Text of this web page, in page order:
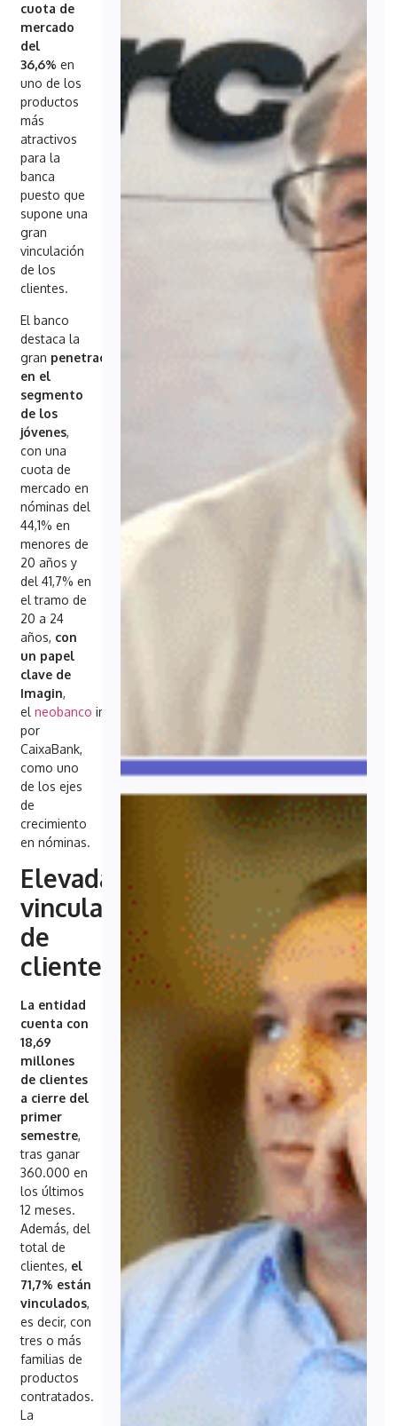
cuota de
mercado
del
36,6% en
uno de los
productos
más
atractivos
para la
banca
puesto que
supone una
gran
vinculación
de los
clientes.
El banco
destaca la
gran penetración
en el
segmento
de los
jóvenes,
con una
cuota de
mercado en
nóminas del
44,1% en
menores de
20 años y
del 41,7% en
el tramo de
20 a 24
años, con
un papel
clave de
Imagin,
elneobancoimpulsado
por
CaixaBank,
como uno
de los ejes
de
crecimiento
en nóminas.
Elevada
vinculación
de
clientes
La entidad
cuenta con
18,69
millones
de clientes
a cierre del
primer
semestre,
tras ganar
360.000 en
los últimos
12 meses.
Además, del
total de
clientes, el
71,7% están
vinculados,
es decir, con
tres o más
familias de
productos
contratados.
La